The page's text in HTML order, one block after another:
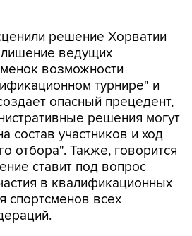
решение Хорватии
ведущих
возможности
турнире" и
опасный прецедент,
решения могут
состав участников и ход
отбора". Также, говорится
ставит под вопрос
в квалификационных
спортсменов всех